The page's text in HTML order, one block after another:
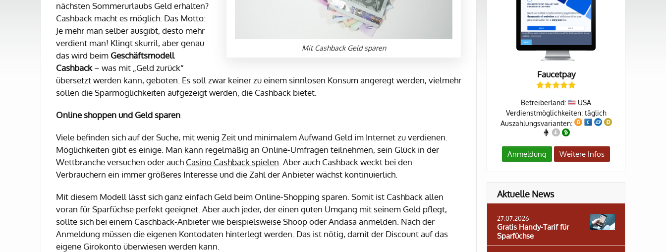
Mit Cashback Geld sparen
nächsten Sommerurlaubs Geld erhalten?
Cashback macht es möglich. Das Motto:
Je mehr man selber ausgibt, desto mehr
verdient man! Klingt skurril, aber genau
das wird beim Geschäftsmodell
Cashback– was mit „Geld zurück“
übersetzt werden kann, geboten. Es soll zwar keiner zu einem sinnlosen Konsum angeregt werden, vielmehr
sollen die Sparmöglichkeiten aufgezeigt werden, die Cashback bietet.
Online shoppen und Geld sparen
Viele befinden sich auf der Suche, mit wenig Zeit und minimalem Aufwand Geld im Internet zu verdienen.
Möglichkeiten gibt es einige. Man kann regelmäßig an Online-Umfragen teilnehmen, sein Glück in der
Wettbranche versuchen oder auch Casino Cashback spielen . Aber auch Cashback weckt bei den
Verbrauchern ein immer größeres Interesse und die Zahl der Anbieter wächst kontinuierlich.
Mit diesem Modell lässt sich ganz einfach Geld beim Online-Shopping sparen. Somit ist Cashback allen
voran für Sparfüchse perfekt geeignet. Aber auch jeder, der einen guten Umgang mit seinem Geld pflegt,
sollte sich bei einem Caschback-Anbieter wie beispielsweise Shoop oder Andasa anmelden. Nach der
Anmeldung müssen die eigenen Kontodaten hinterlegt werden. Das ist nötig, damit der Discount auf das
eigene Girokonto überwiesen werden kann.
Faucetpay
Betreiberland:
USA
Verdienstmöglichkeiten: täglich
Auszahlungsvarianten:
Anmeldung Weitere Infos
Aktuelle News
27.07.2026
Gratis Handy-Tarif für
Sparfüchse